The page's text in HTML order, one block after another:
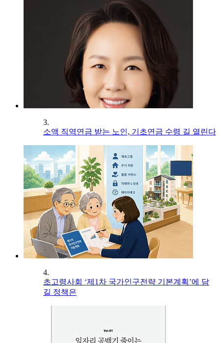
3.
소액 직역연금 받는 노인, 기초연금 수령 길 열린다
4.
초고령사회 ‘제1차 국가인구전략 기본계획’에 담
길 정책은